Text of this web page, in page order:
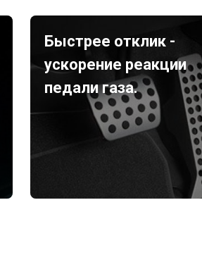
Быстрее отклик -
ускорение реакции
педали газа.